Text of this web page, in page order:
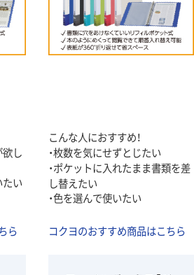
欲し
たい
ら
こんな人におすすめ！
・枚数を気にせずとじたい
・ポケットに入れたまま書類を差
し替えたい
・色を選んで使いたい
コクヨのおすすめ商品はこちら